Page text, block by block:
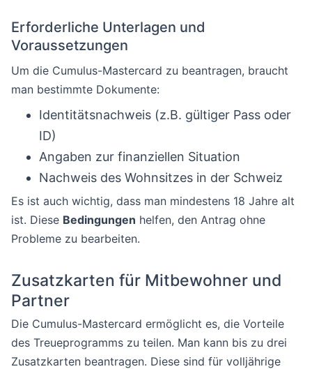
Erforderliche Unterlagen und
Voraussetzungen
Um die Cumulus-Mastercard zu beantragen, braucht
man bestimmte Dokumente:
Identitätsnachweis (z.B. gültiger Pass oder
ID)
Angaben zur finanziellen Situation
Nachweis des Wohnsitzes in der Schweiz
Es ist auch wichtig, dass man mindestens 18 Jahre alt
ist. Diese Bedingungen helfen, den Antrag ohne
Probleme zu bearbeiten.
Zusatzkarten für Mitbewohner und
Partner
Die Cumulus-Mastercard ermöglicht es, die Vorteile
des Treueprogramms zu teilen. Man kann bis zu drei
Zusatzkarten beantragen. Diese sind für volljährige